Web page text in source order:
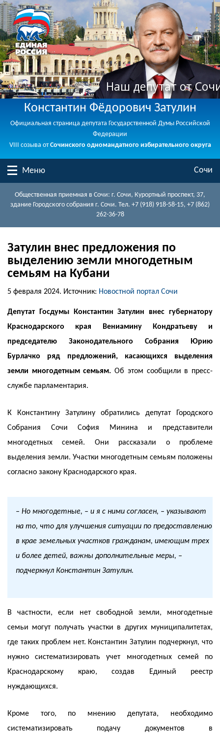
Наш депутат от
Константин Фёдорович Затулин
Официальная страница депутата Государственной Думы Российской
Федерации
VIII созыва отСочинского одномандатного избирательного округа
Меню Сочи
Общественная приемная в Сочи: г. Сочи, Курортный проспект, 37,
здание Городского собрания г. Сочи. Тел. +7 (918) 918-58-15, +7 (862)
262-36-78
Затулин внес предложения по
выделению земли многодетным
семьям на Кубани
5 февраля 2024. Источник: Новостной портал Сочи
Депутат Госдумы Константин Затулин внес губернатору
Краснодарского края Вениамину Кондратьеву и
председателю Законодательного Собрания Юрию
Бурлачко ряд предложений, касающихся выделения
земли многодетным семьям. Об этом сообщили в пресс-
службе парламентария.
К Константину Затулину обратились депутат Городского
Собрания Сочи София Минина и представители
многодетных семей. Они рассказали о проблеме
выделения земли. Участки многодетным семьям положены
согласно закону Краснодарского края.
– Но многодетные, – и я с ними согласен, – указывают
на то, что для улучшения ситуации по предоставлению
в крае земельных участков гражданам, имеющим трех
и более детей, важны дополнительные меры, –
подчеркнул Константин Затулин.
В частности, если нет свободной земли, многодетные
семьи могут получать участки в других муниципалитетах,
где таких проблем нет. Константин Затулин подчеркнул, что
нужно систематизировать учет многодетных семей по
Краснодарскому краю, создав Единый реестр
нуждающихся.
Кроме того, по мнению депутата, необходимо
систематизировать подачу документов в